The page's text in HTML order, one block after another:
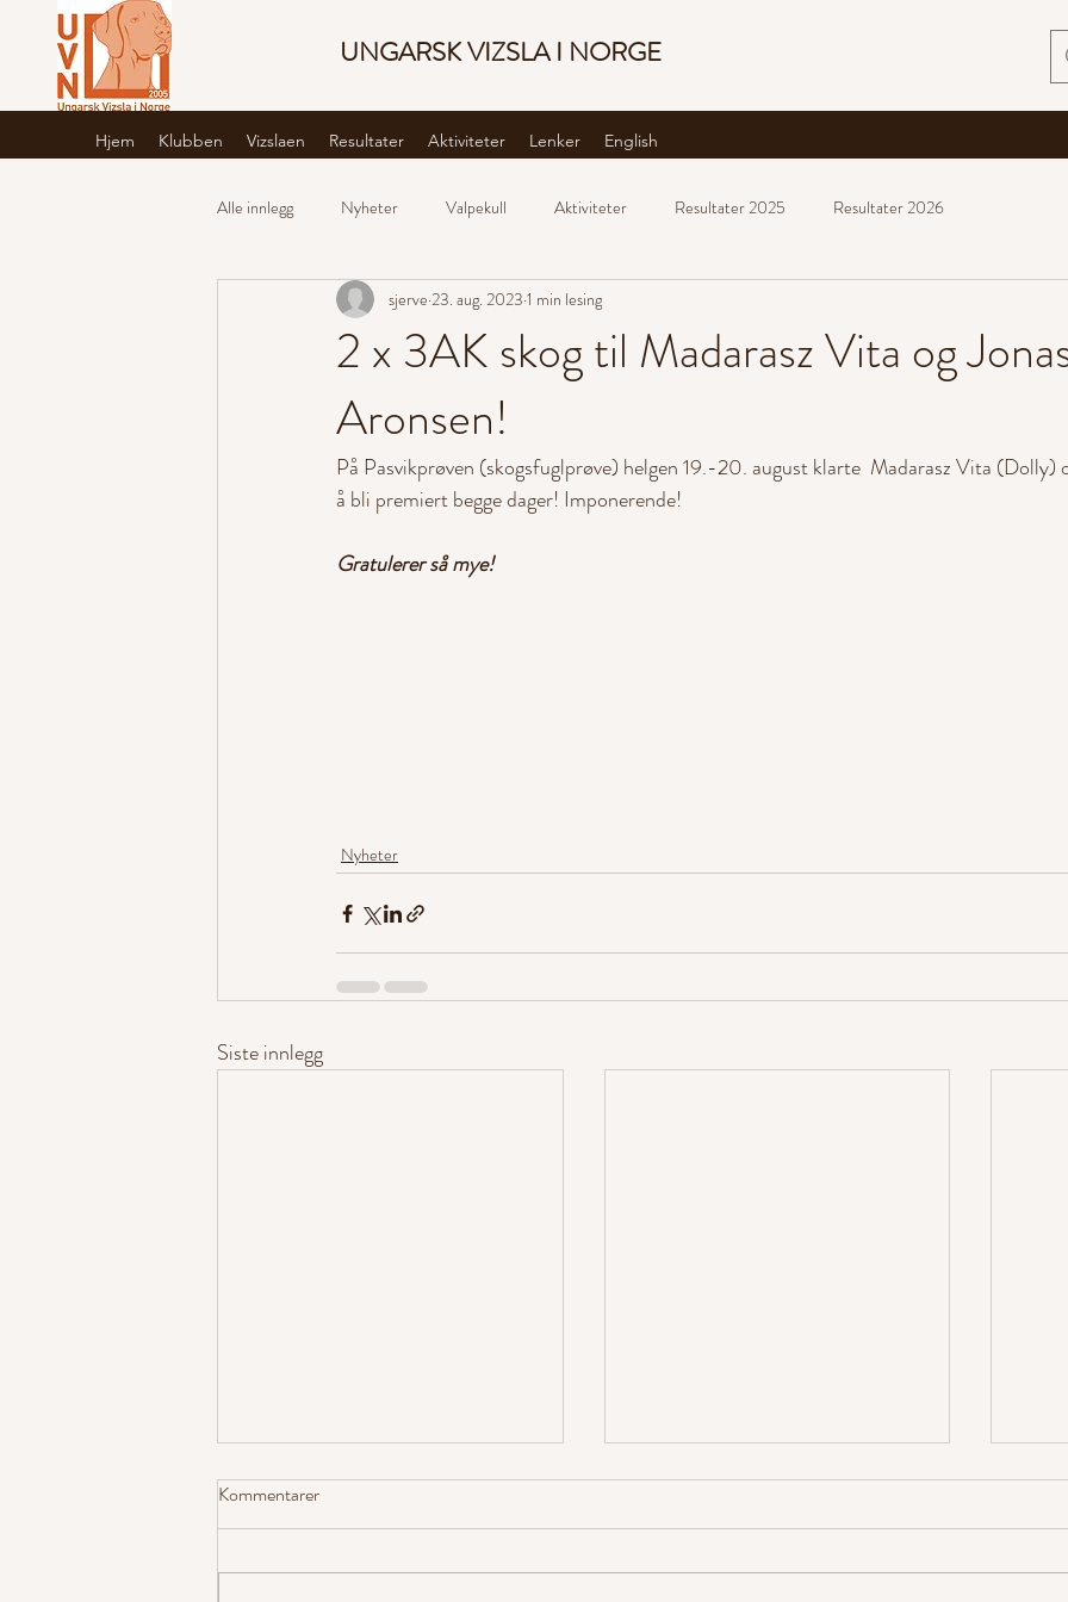
UNGARSK VIZSLA I NORGE
Hjem Klubben Vizslaen Resultater Aktiviteter Lenker English
Alle innlegg Nyheter Valpekull Aktiviteter Resultater 2025 Resultater 2026
2 x 3AK skog til Madarasz Vita og
Aronsen!
sjerve 23. aug. 2023 1 min lesing
På Pasvikprøven (skogsfuglprøve) helgen 19.-20. august klarte  Madarasz Vita (Dolly)
å bli premiert begge dager! Imponerende!
Gratulerer så mye!
Nyheter
Siste innlegg
Kommentarer